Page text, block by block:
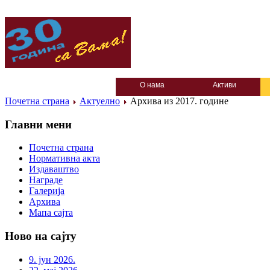
О нама Активи
Почетна страна Актуелно Архива из 2017. године
Главни мени
Почетна страна
Нормативна акта
Издаваштво
Награде
Галерија
Архива
Мапа сајта
Ново на сајту
9. јун 2026.